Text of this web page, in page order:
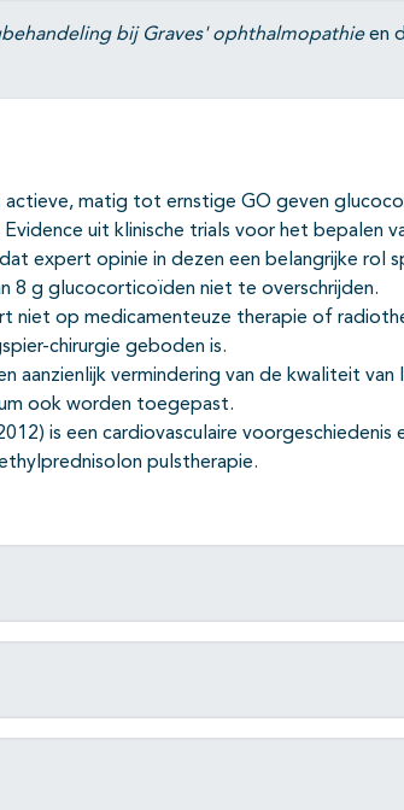
bij Graves' ophthalmopathieen
actieve, matig tot ernstige GO geven
uit klinische trials voor het bepalen
expert opinie in dezen een belangrijke rol
8 g glucocorticoïden niet te overschrijden.
niet op medicamenteuze therapie of
chirurgie geboden is.
aanzienlijk vermindering van de kwaliteit van
ook worden toegepast.
is een cardiovasculaire voorgeschiedenis
pulstherapie.